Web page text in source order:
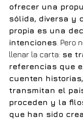
ofrecer una
sólida, diversa y
propia es una
intenciones . Pero
llenar la carta: se
referencias que
cuenten
transmitan el
proceden y la
que han sido